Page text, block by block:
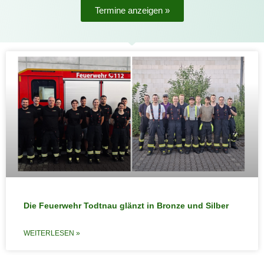
Termine anzeigen »
Die Feuerwehr Todtnau glänzt in Bronze und Silber
WEITERLESEN »